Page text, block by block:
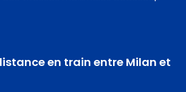
en train entre Milan et